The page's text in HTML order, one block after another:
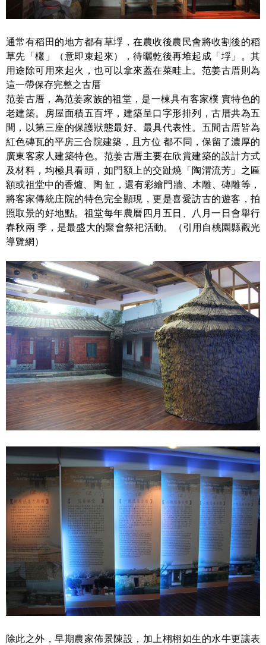
通常有稻田的地方都有草垺，在農收後農民會將收割後的稻
草先「欉」（意即束起來），待曬乾後再堆起成「垺」。其
用途除可用來起火，也可以拿來蓋在菜畦上。范姜古厝則為
這一帶保存完整之古厝
范姜古厝，為范姜家族的祖堂，是一棟具有客家樸 實特色的
老建築。房屋面積五百坪，建築呈口字形排列，古厝共為五
間，以第三座的保護狀態最好、最具代表性。五間古厝皆為
紅色磚瓦的平房三合院建築，且方位 都不同，保留了濃厚的
廣東客家人建築特色。范姜古厝主要在欣賞建築的設計方式
及材料，均極具看頭，如門額上的交趾燒「陶渭流芳」之匾
額或祖堂中的香爐、陶 缸，還有彩繪門牆、木雕、磚雕等，
將客家傳統庄院的特色完全顯現，更是喜愛訪古的遊客，拍
照取景的好地點。祖堂每年農曆四月五日、八月一日會舉行
春秋兩 季，是最盛大的聚會祭祀活動。（引用自桃園縣觀光
導覽網）
除此之外，早期農家佈景陳設，加上栩栩如生的水牛更讓表